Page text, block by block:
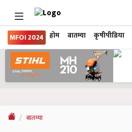
MFOI 2024 होम बातम्या कृषीपीडिया
बातम्या